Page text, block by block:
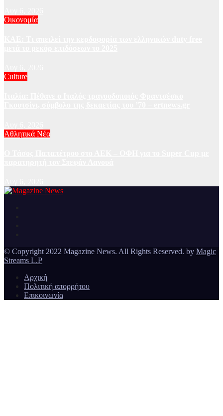
Οικονομία
Culture
Αθλητικά Νέα
© Copyright 2022 Magazine News. All Rights Reserved. by Magic
Streams L.P
Αρχική
Πολιτική απορρήτου
Επικοινωνία